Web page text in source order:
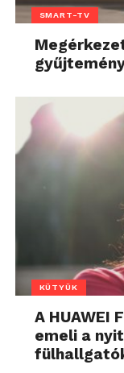
SMART-TV
KÜTYÜK
A HUAWEI
emeli a